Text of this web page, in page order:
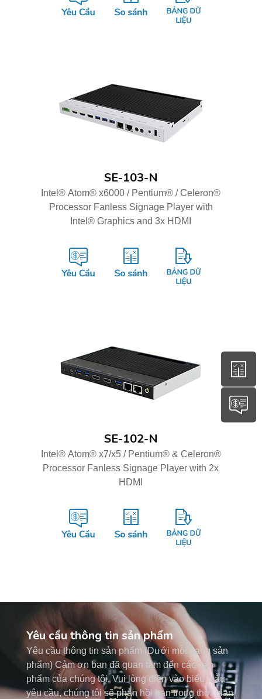
SE-103-N
Intel® Atom® x6000 / Pentium® / Celeron®
Processor Fanless Signage Player with
Intel® Graphics and 3x HDMI
SE-102-N
Intel® Atom® x7/x5 / Pentium® & Celeron®
Processor Fanless Signage Player with 2x
HDMI
Yêu cầu thông tin sản phẩm
Yêu cầu thông tin sản phẩm (Dưới mỗi trang sản
phẩm) Cảm ơn bạn đã quan tâm đến các sản
phẩm của chúng tôi. Vui lòng điền vào biểu mẫu
yêu cầu, chúng tôi sẽ phản hồi bạn trong thời gian